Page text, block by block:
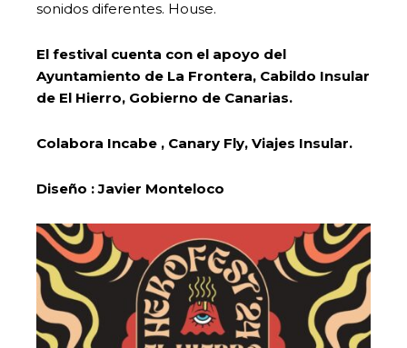
sonidos diferentes. House.
El festival cuenta con el apoyo del
Ayuntamiento de La Frontera, Cabildo Insular
de El Hierro, Gobierno de Canarias.
Colabora Incabe , Canary Fly, Viajes Insular.
Diseño : Javier Monteloco